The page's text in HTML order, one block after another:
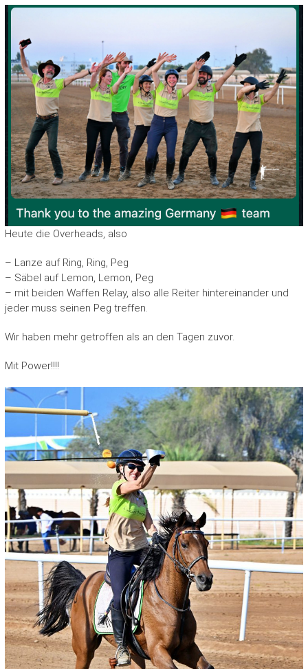
Heute die Overheads, also
– Lanze auf Ring, Ring, Peg
– Säbel auf Lemon, Lemon, Peg
– mit beiden Waffen Relay, also alle Reiter hintereinander und
jeder muss seinen Peg treffen.
Wir haben mehr getroffen als an den Tagen zuvor.
Mit Power!!!!